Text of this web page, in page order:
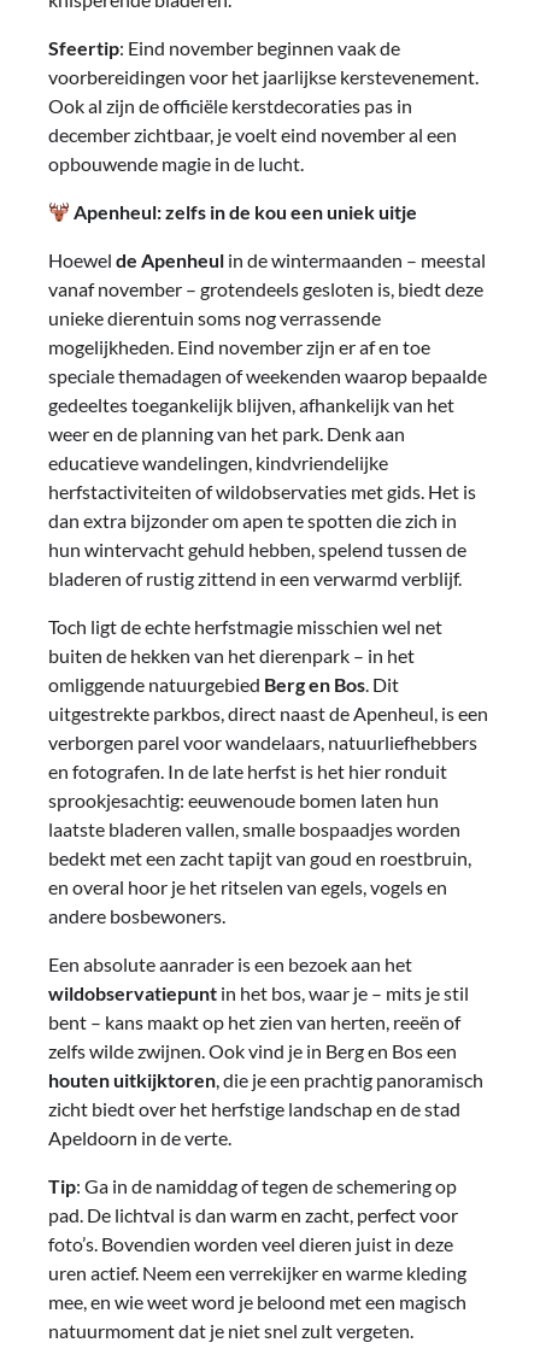
Sfeertip: Eind november beginnen vaak de
voorbereidingen voor het jaarlijkse kerstevenement.
Ook al zijn de officiële kerstdecoraties pas in
december zichtbaar, je voelt eind november al een
opbouwende magie in de lucht.
Apenheul: zelfs in de kou een uniek uitje
Hoewel de Apenheul in de wintermaanden – meestal
vanaf november – grotendeels gesloten is, biedt deze
unieke dierentuin soms nog verrassende
mogelijkheden. Eind november zijn er af en toe
speciale themadagen of weekenden waarop bepaalde
gedeeltes toegankelijk blijven, afhankelijk van het
weer en de planning van het park. Denk aan
educatieve wandelingen, kindvriendelijke
herfstactiviteiten of wildobservaties met gids. Het is
dan extra bijzonder om apen te spotten die zich in
hun wintervacht gehuld hebben, spelend tussen de
bladeren of rustig zittend in een verwarmd verblijf.
Toch ligt de echte herfstmagie misschien wel net
buiten de hekken van het dierenpark – in het
omliggende natuurgebied Berg en Bos. Dit
uitgestrekte parkbos, direct naast de Apenheul, is een
verborgen parel voor wandelaars, natuurliefhebbers
en fotografen. In de late herfst is het hier ronduit
sprookjesachtig: eeuwenoude bomen laten hun
laatste bladeren vallen, smalle bospaadjes worden
bedekt met een zacht tapijt van goud en roestbruin,
en overal hoor je het ritselen van egels, vogels en
andere bosbewoners.
Een absolute aanrader is een bezoek aan het
wildobservatiepunt in het bos, waar je – mits je stil
bent – kans maakt op het zien van herten, reeën of
zelfs wilde zwijnen. Ook vind je in Berg en Bos een
houten uitkijktoren, die je een prachtig panoramisch
zicht biedt over het herfstige landschap en de stad
Apeldoorn in de verte.
Tip: Ga in de namiddag of tegen de schemering op
pad. De lichtval is dan warm en zacht, perfect voor
foto’s. Bovendien worden veel dieren juist in deze
uren actief. Neem een verrekijker en warme kleding
mee, en wie weet word je beloond met een magisch
natuurmoment dat je niet snel zult vergeten.